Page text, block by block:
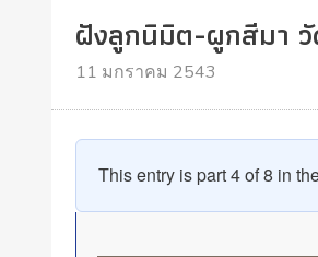
ฝังลูกนิมิต-ผูกสีมา
11 มกราคม 2543
This entry is part 4 of 8 in